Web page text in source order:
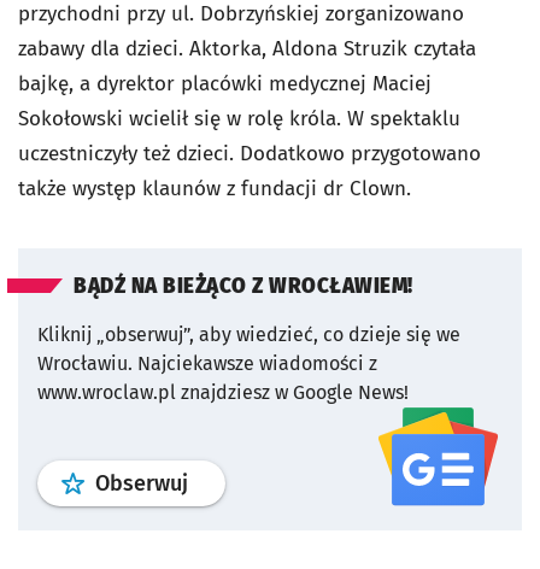
przychodni przy ul. Dobrzyńskiej zorganizowano
zabawy dla dzieci. Aktorka, Aldona Struzik czytała
bajkę, a dyrektor placówki medycznej Maciej
Sokołowski wcielił się w rolę króla. W spektaklu
uczestniczyły też dzieci. Dodatkowo przygotowano
także występ klaunów z fundacji dr Clown.
BĄDŹ NA BIEŻĄCO Z WROCŁAWIEM!
Kliknij „obserwuj”, aby wiedzieć, co dzieje się we
Wrocławiu. Najciekawsze wiadomości z
www.wroclaw.pl znajdziesz w Google News!
Obserwuj profil serwisu